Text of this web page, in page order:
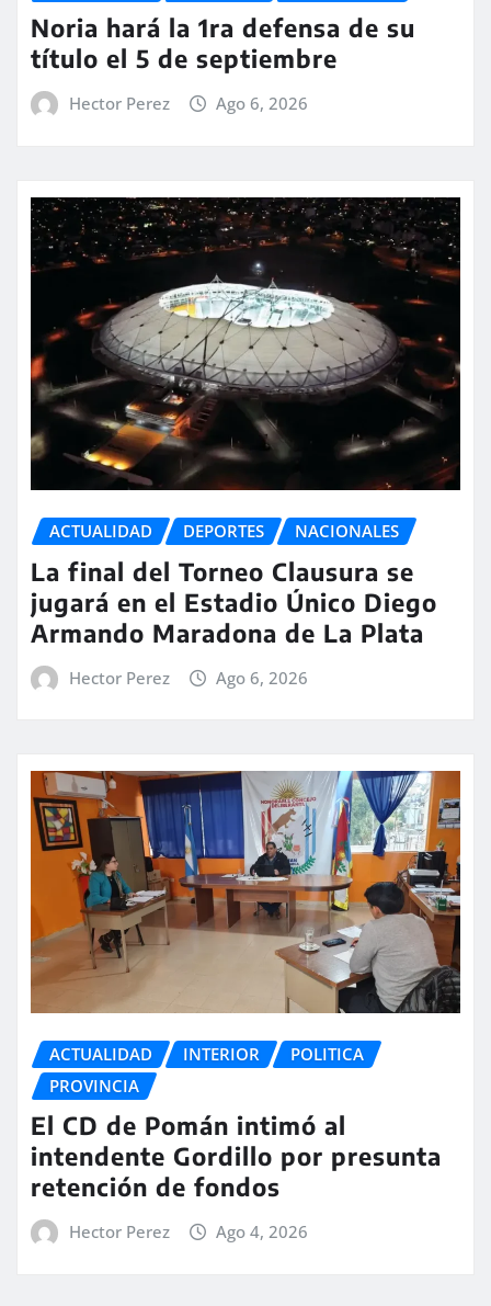
Noria hará la 1ra defensa de su
título el 5 de septiembre
Hector Perez Ago 6, 2026
ACTUALIDAD DEPORTES NACIONALES
La final del Torneo Clausura se
jugará en el Estadio Único Diego
Armando Maradona de La Plata
Hector Perez Ago 6, 2026
ACTUALIDAD INTERIOR
POLITICA
PROVINCIA
El CD de Pomán intimó al
intendente Gordillo por presunta
retención de fondos
Hector Perez Ago 4, 2026